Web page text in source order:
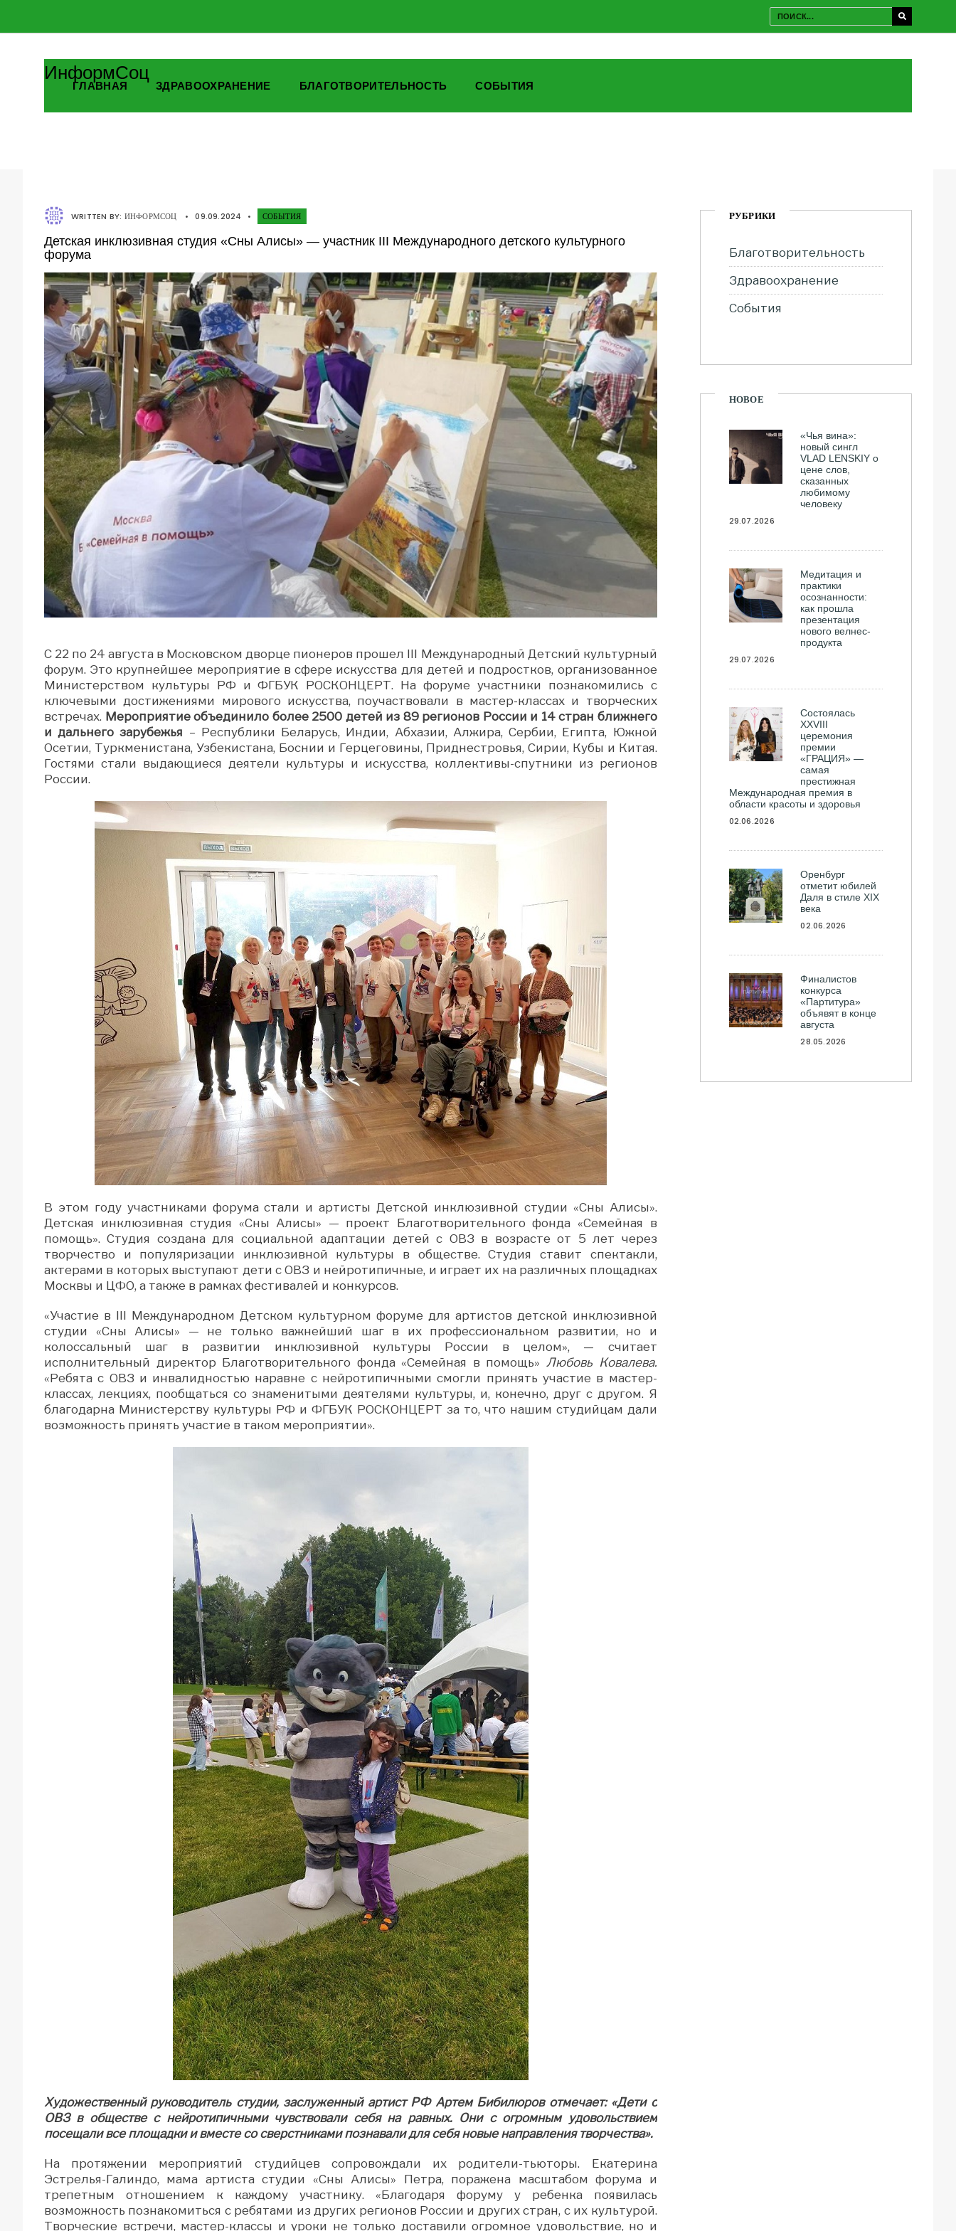
ИнформСоц
ГЛАВНАЯ ЗДРАВООХРАНЕНИЕ БЛАГОТВОРИТЕЛЬНОСТЬ СОБЫТИЯ
WRITTEN BY: ИНФОРМСОЦ • 09.09.2024 • СОБЫТИЯ
Детская инклюзивная студия «Сны Алисы» — участник III Международного детского культурного
форума
С 22 по 24 августа в Московском дворце пионеров прошел III Международный Детский культурный
форум. Это крупнейшее мероприятие в сфере искусства для детей и подростков, организованное
Министерством культуры РФ и ФГБУК РОСКОНЦЕРТ. На форуме участники познакомились с
ключевыми достижениями мирового искусства, поучаствовали в мастер-классах и творческих
встречах. Мероприятие объединило более 2500 детей из 89 регионов России и 14 стран ближнего
и дальнего зарубежья – Республики Беларусь, Индии, Абхазии, Алжира, Сербии, Египта, Южной
Осетии, Туркменистана, Узбекистана, Боснии и Герцеговины, Приднестровья, Сирии, Кубы и Китая.
Гостями стали выдающиеся деятели культуры и искусства, коллективы-спутники из регионов
России.
В этом году участниками форума стали и артисты Детской инклюзивной студии «Сны Алисы».
Детская инклюзивная студия «Сны Алисы» — проект Благотворительного фонда «Семейная в
помощь». Студия создана для социальной адаптации детей с ОВЗ в возрасте от 5 лет через
творчество и популяризации инклюзивной культуры в обществе. Студия ставит спектакли,
актерами в которых выступают дети с ОВЗ и нейротипичные, и играет их на различных площадках
Москвы и ЦФО, а также в рамках фестивалей и конкурсов.
«Участие в III Международном Детском культурном форуме для артистов детской инклюзивной
студии «Сны Алисы» — не только важнейший шаг в их профессиональном развитии, но и
колоссальный шаг в развитии инклюзивной культуры России в целом», — считает
исполнительный директор Благотворительного фонда «Семейная в помощь» Любовь Ковалева.
«Ребята с ОВЗ и инвалидностью наравне с нейротипичными смогли принять участие в мастер-
классах, лекциях, пообщаться со знаменитыми деятелями культуры, и, конечно, друг с другом. Я
благодарна Министерству культуры РФ и ФГБУК РОСКОНЦЕРТ за то, что нашим студийцам дали
возможность принять участие в таком мероприятии».
Художественный руководитель студии, заслуженный артист РФ Артем Бибилюров отмечает: «Дети с
ОВЗ в обществе с нейротипичными чувствовали себя на равных. Они с огромным удовольствием
посещали все площадки и вместе со сверстниками познавали для себя новые направления творчества».
На протяжении мероприятий студийцев сопровождали их родители-тьюторы. Екатерина
Эстрелья-Галиндо, мама артиста студии «Сны Алисы» Петра, поражена масштабом форума и
трепетным отношением к каждому участнику. «Благодаря форуму у ребенка появилась
возможность познакомиться с ребятами из других регионов России и других стран, с их культурой.
Творческие встречи, мастер-классы и уроки не только доставили огромное удовольствие, но и
РУБРИКИ
Благотворительность
Здравоохранение
События
НОВОЕ
«Чья вина»:
новый сингл
VLAD LENSKIY о
цене слов,
сказанных
любимому
человеку
29.07.2026
Медитация и
практики
осознанности:
как прошла
презентация
нового велнес-
продукта
29.07.2026
Состоялась
ХXVIII
церемония
премии
«ГРАЦИЯ» —
самая
престижная
Международная премия в
области красоты и здоровья
02.06.2026
Оренбург
отметит юбилей
Даля в стиле XIX
века
02.06.2026
Финалистов
конкурса
«Партитура»
объявят в конце
августа
28.05.2026